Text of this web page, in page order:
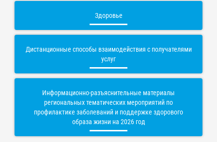
Здоровье
Дистанционные способы взаимодействия с получателями
услуг
Информационно-разъяснительные материалы
региональных тематических мероприятий по
профилактике заболеваний и поддержке здорового
образа жизни на 2026 год